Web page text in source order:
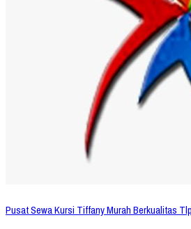
Pusat Sewa Kursi Tiffany Murah Berkualitas